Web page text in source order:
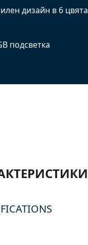
дизайн в 6 цвята
подсветка